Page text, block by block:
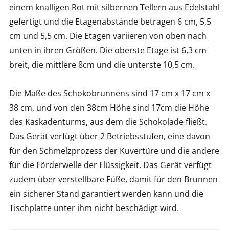
einem knalligen Rot mit silbernen Tellern aus Edelstahl
gefertigt und die Etagenabstände betragen 6 cm, 5,5
cm und 5,5 cm. Die Etagen variieren von oben nach
unten in ihren Größen. Die oberste Etage ist 6,3 cm
breit, die mittlere 8cm und die unterste 10,5 cm.
Die Maße des Schokobrunnens sind 17 cm x 17 cm x
38 cm, und von den 38cm Höhe sind 17cm die Höhe
des Kaskadenturms, aus dem die Schokolade fließt.
Das Gerät verfügt über 2 Betriebsstufen, eine davon
für den Schmelzprozess der Kuvertüre und die andere
für die Förderwelle der Flüssigkeit. Das Gerät verfügt
zudem über verstellbare Füße, damit für den Brunnen
ein sicherer Stand garantiert werden kann und die
Tischplatte unter ihm nicht beschädigt wird.